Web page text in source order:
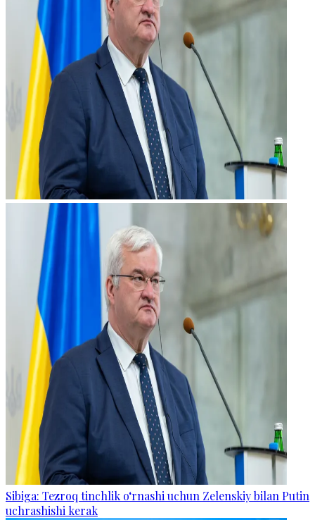
Sibiga: Tezroq tinchlik o‘rnashi uchun Zelenskiy bilan Putin
uchrashishi kerak